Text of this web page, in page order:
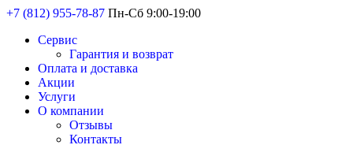
+7 (812) 955-78-87 Пн-Сб 9:00-19:00
Сервис
Гарантия и возврат
Оплата и доставка
Акции
Услуги
О компании
Отзывы
Контакты